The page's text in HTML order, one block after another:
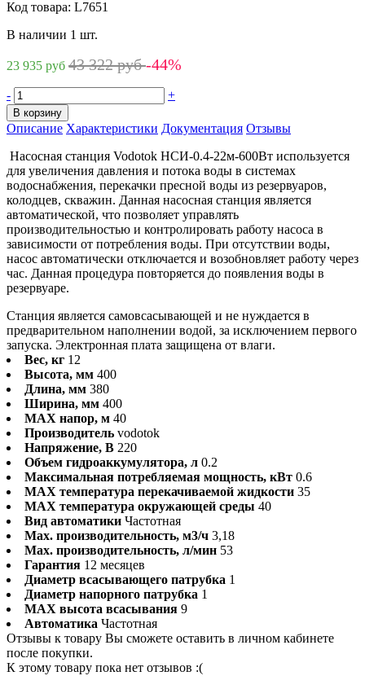
Код товара: L7651
В наличии 1 шт.
23 935 руб 43 322 руб-44%
- +
В корзину
Описание Характеристики Документация Отзывы
Насосная станция Vodotok НСИ-0.4-22м-600Вт используется
для увеличения давления и потока воды в системах
водоснабжения, перекачки пресной воды из резервуаров,
колодцев, скважин. Данная насосная станция является
автоматической, что позволяет управлять
производительностью и контролировать работу насоса в
зависимости от потребления воды. При отсутствии воды,
насос автоматически отключается и возобновляет работу через
час. Данная процедура повторяется до появления воды в
резервуаре.
Станция является самовсасывающей и не нуждается в
предварительном наполнении водой, за исключением первого
запуска. Электронная плата защищена от влаги.
Вес, кг 12
Высота, мм 400
Длина, мм 380
Ширина, мм 400
MAX напор, м 40
Производитель vodotok
Напряжение, В 220
Объем гидроаккумулятора, л 0.2
Максимальная потребляемая мощность, кВт 0.6
MAX температура перекачиваемой жидкости 35
MAX температура окружающей среды 40
Вид автоматики Частотная
Max. производительность, м3/ч 3,18
Max. производительность, л/мин 53
Гарантия 12 месяцев
Диаметр всасывающего патрубка 1
Диаметр напорного патрубка 1
MAX высота всасывания 9
Автоматика Частотная
Отзывы к товару Вы сможете оставить в личном кабинете
после покупки.
К этому товару пока нет отзывов :(